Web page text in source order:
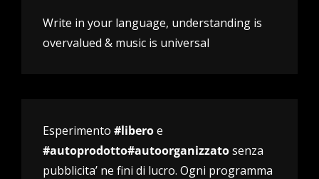
Write in your language, understanding is
overvalued & music is universal
Esperimento #liberoe
#autoprodotto#autoorganizzatosenza
pubblicita’ ne fini di lucro. Ogni programma